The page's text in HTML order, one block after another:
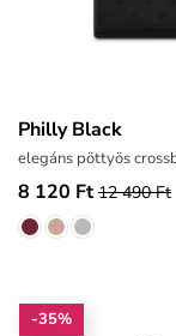
Philly Black
8 120 Ft 12 490 Ft
-35%